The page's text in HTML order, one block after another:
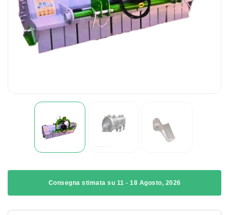
Consegna stimata su 11 - 18 Agosto, 2026